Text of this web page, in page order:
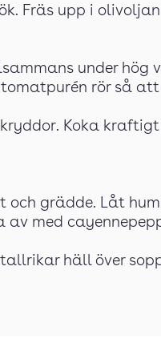
Fräs upp i
under hög
rör så
Koka kraftigt
grädde. Låt
av med
häll över